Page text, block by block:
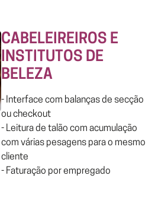
CABELEIREIROS E
INSTITUTOS DE
BELEZA
- Interface com balanças de secção
ou checkout
- Leitura de talão com acumulação
com várias pesagens para o mesmo
cliente
- Faturação por empregado